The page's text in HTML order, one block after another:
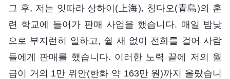
그 후, 저는 잇따라 상하이(上海), 칭다오(青島)의 훈
련 학교에 들어가 판매 사업을 했습니다. 매일 밤낮
으로 부지런히 일하고, 쉴 새 없이 전화를 걸어 사람
들에게 판매를 했습니다. 이러한 노력 끝에 저의 월
급이 거의 1만 위안(한화 약 163만 원)까지 올랐습니